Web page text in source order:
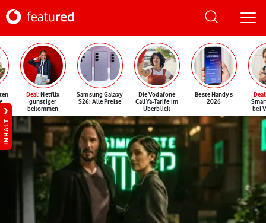
Deal: Netflix
günstiger
bekommen
Samsung Galaxy
S26: Alle Preise
Die Vodafone
CallYa-Tarife im
Überblick
Beste Handys
2026
Deal
bei
INHALT